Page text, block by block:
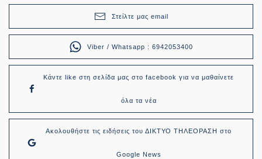
Στείλτε μας email
Viber / Whatsapp : 6942053400
Κάντε like στη σελίδα μας στο facebook για να μαθαίνετε
όλα τα νέα
Ακολουθήστε τις ειδήσεις του ΔΙΚΤΥΟ ΤΗΛΕΟΡΑΣΗ στο
Google News